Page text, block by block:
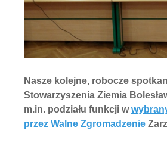
Nasze kolejne, robocze
Stowarzyszenia Ziemia
m.in. podziału funkcji w
przez Walne Zgromadzenie